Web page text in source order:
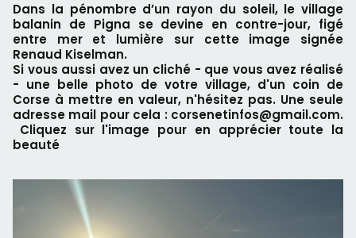
Dans la pénombre d’un rayon du soleil, le village
balanin de Pigna se devine en contre-jour, figé
entre mer et lumière sur cette image signée
Renaud Kiselman.
Si vous aussi avez un cliché - que vous avez réalisé
- une belle photo de votre village, d'un coin de
Corse à mettre en valeur, n'hésitez pas. Une seule
adresse mail pour cela : corsenetinfos@gmail.com.
Cliquez sur l'image pour en apprécier toute la
beauté